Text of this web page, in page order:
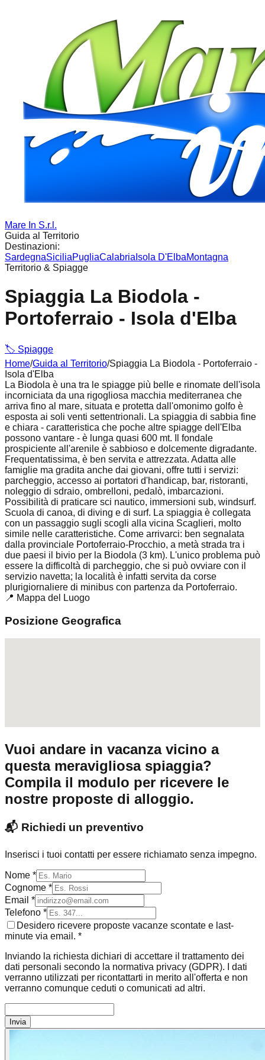
Mare In S.r.l.
Guida al Territorio
Destinazioni:
SardegnaSiciliaPugliaCalabria Isola D'ElbaMontagna
Territorio & Spiagge
Spiaggia La Biodola -
Portoferraio - Isola d'Elba
🏷️ Spiagge
Home/Guida al Territorio/Spiaggia La Biodola - Portoferraio -
Isola d'Elba
La Biodola è una tra le spiagge più belle e rinomate dell'isola
incorniciata da una rigogliosa macchia mediterranea che
arriva fino al mare, situata e protetta dall'omonimo golfo è
esposta ai soli venti settentrionali. La spiaggia di sabbia fine
e chiara - caratteristica che poche altre spiagge dell'Elba
possono vantare - è lunga quasi 600 mt. Il fondale
prospiciente all'arenile è sabbioso e dolcemente digradante.
Frequentatissima, è ben servita e attrezzata. Adatta alle
famiglie ma gradita anche dai giovani, offre tutti i servizi:
parcheggio, accesso ai portatori d'handicap, bar, ristoranti,
noleggio di sdraio, ombrelloni, pedalò, imbarcazioni.
Possibilità di praticare sci nautico, immersioni sub, windsurf.
Scuola di canoa, di diving e di surf. La spiaggia è collegata
con un passaggio sugli scogli alla vicina Scaglieri, molto
simile nelle caratteristiche. Come arrivarci: ben segnalata
dalla provinciale Portoferraio-Procchio, a metà strada tra i
due paesi il bivio per la Biodola (3 km). L'unico problema può
essere la difficoltà di parcheggio, che si può ovviare con il
servizio navetta; la località è infatti servita da corse
plurigiornaliere di minibus con partenza da Portoferraio.
📍 Mappa del Luogo
Posizione Geografica
Vuoi andare in vacanza vicino a
questa meravigliosa spiaggia?
Compila il modulo per ricevere le
nostre proposte di alloggio.
📬 Richiedi un preventivo
Inserisci i tuoi contatti per essere richiamato senza impegno.
Nome *
Cognome *
Email *
Telefono *
Desidero ricevere proposte vacanze scontate e last-
minute via email. *
Inviando la richiesta dichiari di accettare il trattamento dei
dati personali secondo la normativa privacy (GDPR). I dati
verranno utilizzati per ricontattarti in merito all'offerta e non
verranno comunque ceduti o comunicati ad altri.
Invia